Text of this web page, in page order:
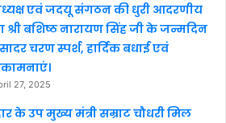
एवं जदयू संगठन की धुरी आदरणीय
श्री बशिष्ठ नारायण सिंह जी के जन्मदिन
चरण स्पर्श, हार्दिक बधाई एवं
27, 2025
के उप मुख्य मंत्री सम्राट चौधरी मिल